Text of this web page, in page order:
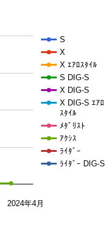
S
X
X ｴｱﾛｽﾀｲﾙ
S DIG-S
X DIG-S
X DIG-S ｴｱﾛ
ｽﾀｲﾙ
ﾒﾀﾞﾘｽﾄ
ｱｸｼｽ
ﾗｲﾀﾞｰ
ﾗｲﾀﾞｰ DIG-S
2024年4月